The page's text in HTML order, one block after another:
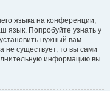
языка на конференции,
язык. Попробуйте узнать у
нужный вам
не существует, то вы сами
информацию вы